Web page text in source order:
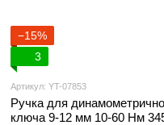
−15%
3
Артикул: YT-07853
Ручка для
ключа 9-12 мм 10-60 Нм